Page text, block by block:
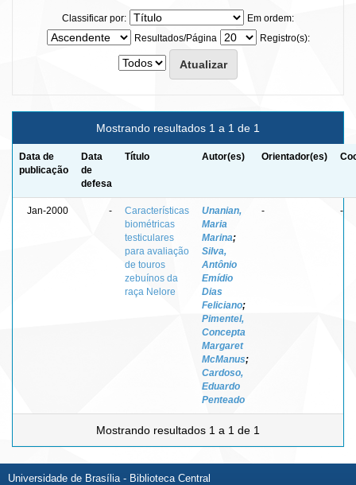
Classificar por:
Em ordem:
Resultados/Página
Registro(s):
Mostrando resultados 1 a 1 de 1
Data de
publicação
Data
de
defesa
Título Autor(es) Orientador(es)
Jan-2000 -
Características
biométricas
testiculares
para avaliação
de touros
zebuínos da
raça Nelore
Unanian,
Maria
Marina;
Silva,
Antônio
Emídio
Dias
Feliciano;
Pimentel,
Concepta
Margaret
McManus;
Cardoso,
Eduardo
Penteado
- -
Mostrando resultados 1 a 1 de 1
Universidade de Brasília - Biblioteca Central